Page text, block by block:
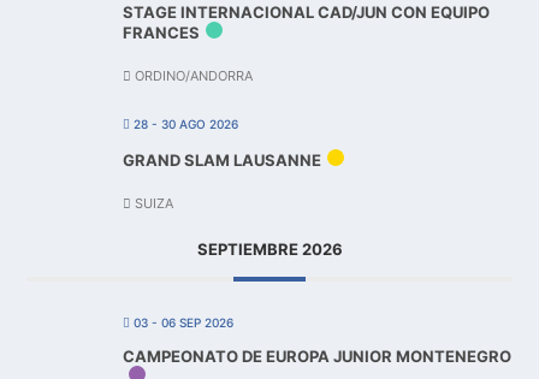
STAGE INTERNACIONAL CAD/JUN CON EQUIPO
FRANCES
ORDINO/ANDORRA
28 - 30 AGO 2026
GRAND SLAM LAUSANNE
SUIZA
SEPTIEMBRE 2026
03 - 06 SEP 2026
CAMPEONATO DE EUROPA JUNIOR MONTENEGRO